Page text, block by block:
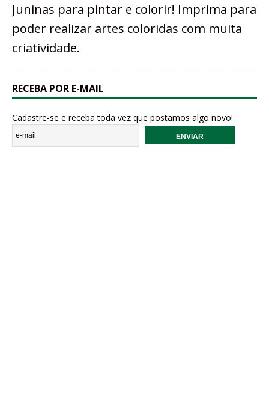
Juninas para pintar e colorir! Imprima para
poder realizar artes coloridas com muita
criatividade.
RECEBA POR E-MAIL
Cadastre-se e receba toda vez que postamos algo novo!